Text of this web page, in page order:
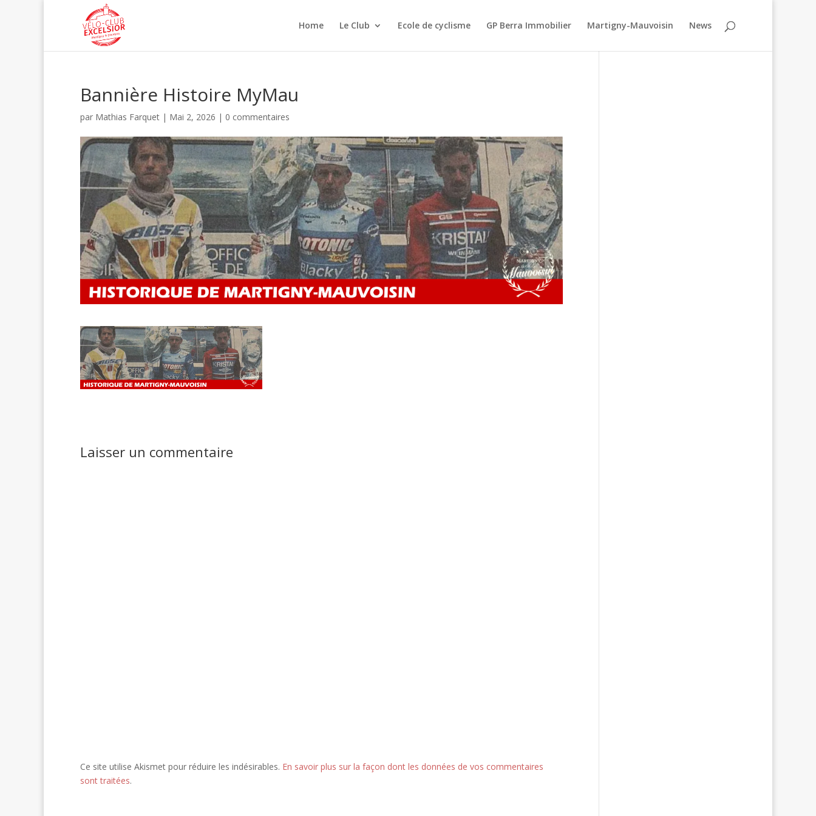
Home Le Club Ecole de cyclisme GP Berra Immobilier Martigny-Mauvoisin News
Bannière Histoire MyMau
par Mathias Farquet | Mai 2, 2026 | 0 commentaires
Laisser un commentaire
Ce site utilise Akismet pour réduire les indésirables. En savoir plus sur la façon dont les données de vos commentaires
sont traitées.